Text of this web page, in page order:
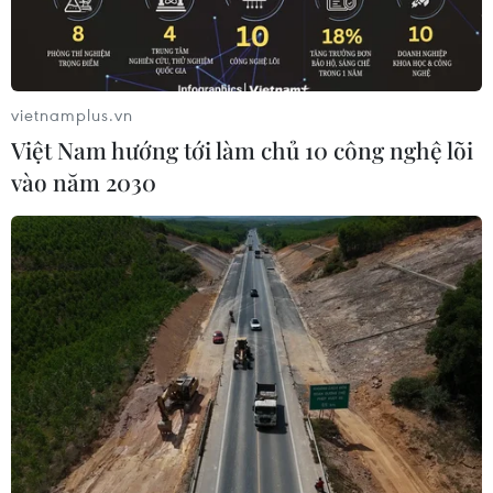
cấp 6.
Hình ảnh vị trí và đường đi của bão số 8 lúc 13h chiều
19/9/2025. (Nguồn: Trung tâm Dự báo Khí tượng Thủy văn
Quốc gia)
Theo Trung tâm Dự báo Khí tượng Thủy văn
Quốc gia, hồi 13 giờ ngày 19/9, vị trí tâm bão ở
vietnamplus.vn
Việt Nam hướng tới làm chủ 10 công nghệ lõi
vào năm 2030